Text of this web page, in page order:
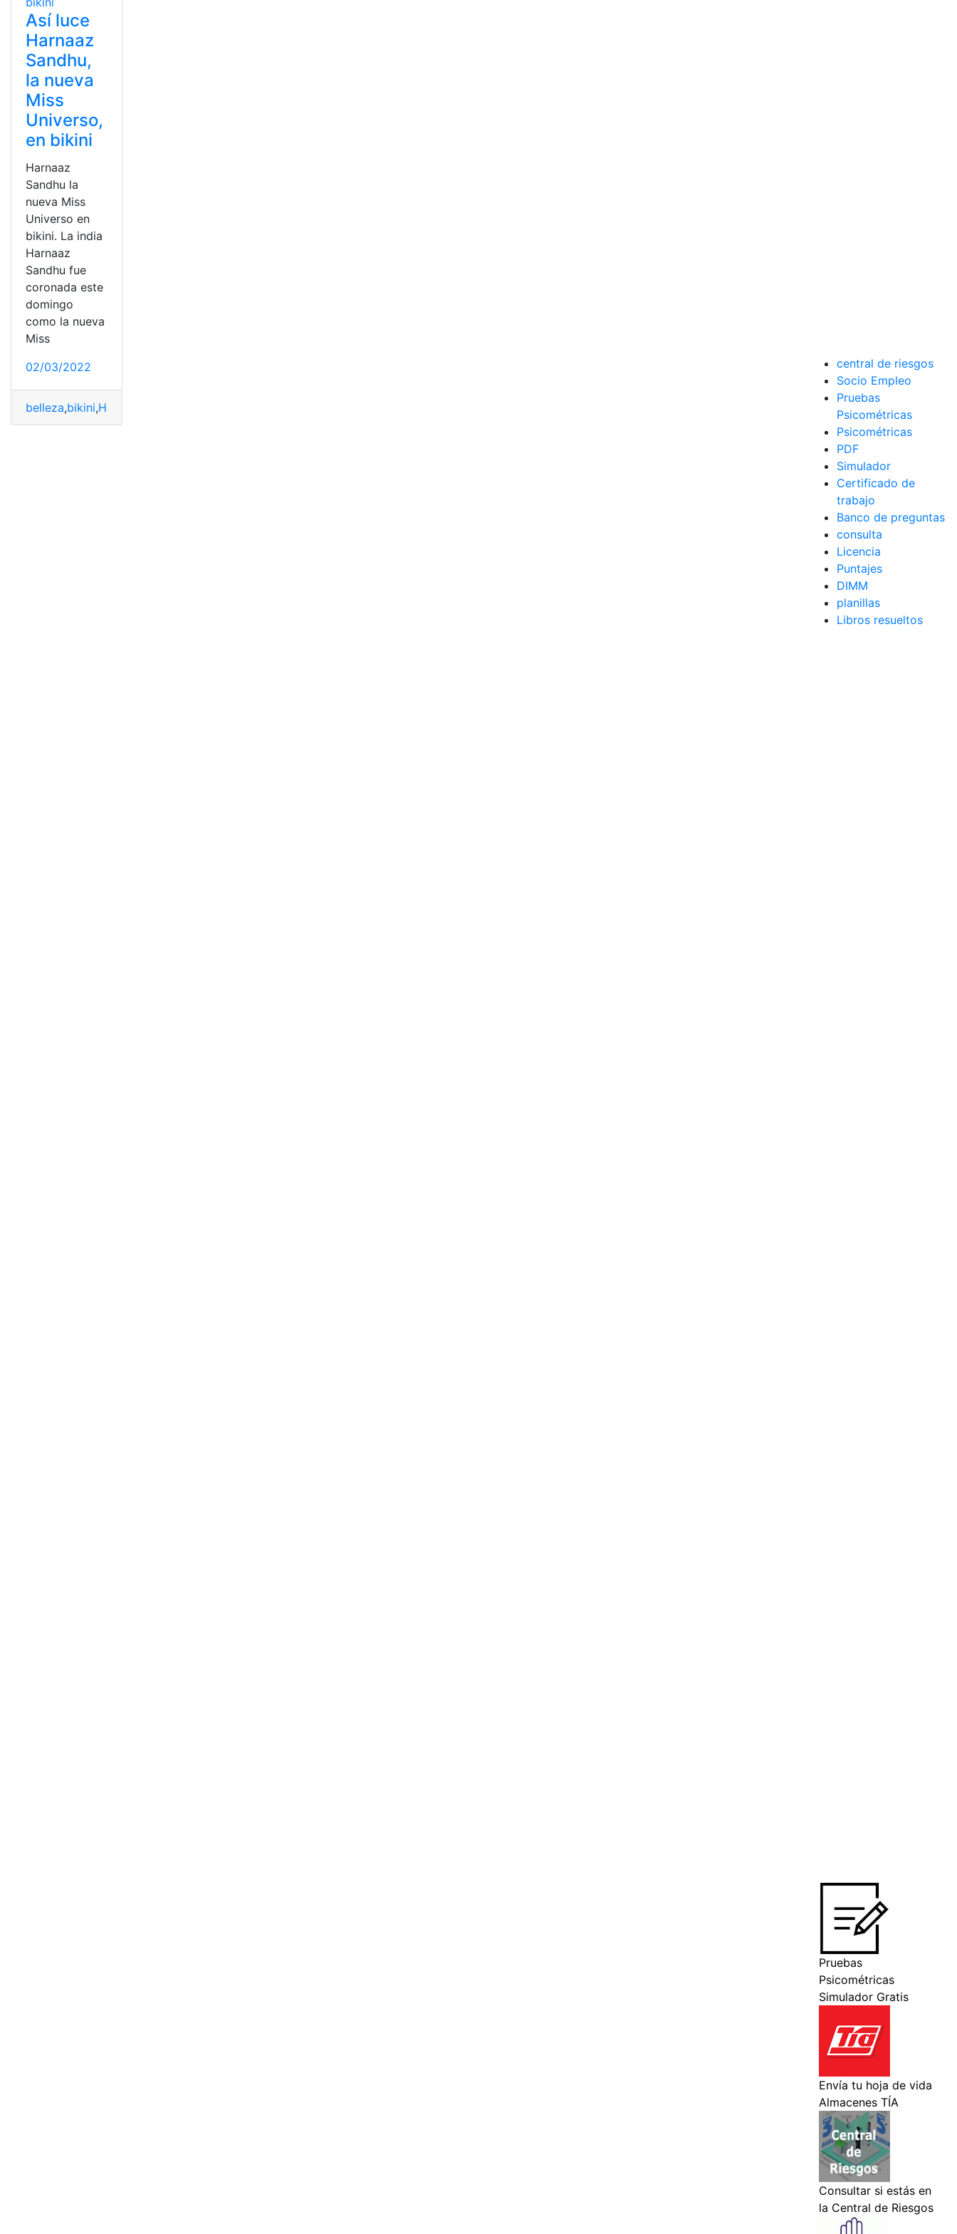
Así luce
Harnaaz
Sandhu,
la nueva
Miss
Universo,
en bikini
Harnaaz
Sandhu la
nueva Miss
Universo en
bikini. La india
Harnaaz
Sandhu fue
coronada este
domingo
como la nueva
Miss
02/03/2022
belleza,bikini,Harnaaz Sandhu
central de riesgos
Socio Empleo
Pruebas
Psicométricas
Psicométricas
PDF
Simulador
Certificado de
trabajo
Banco de preguntas
consulta
Licencia
Puntajes
DIMM
planillas
Libros resueltos